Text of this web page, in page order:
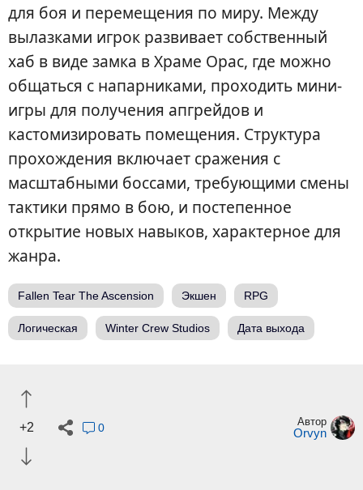
для боя и перемещения по миру. Между
вылазками игрок развивает собственный
хаб в виде замка в Храме Орас, где можно
общаться с напарниками, проходить мини-
игры для получения апгрейдов и
кастомизировать помещения. Структура
прохождения включает сражения с
масштабными боссами, требующими смены
тактики прямо в бою, и постепенное
открытие новых навыков, характерное для
жанра.
Fallen Tear The Ascension Экшен RPG
Логическая Winter Crew Studios Дата выхода
+2 0 Автор
Orvyn